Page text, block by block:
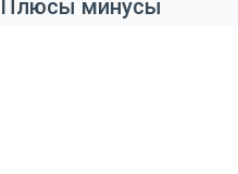
Плюсы минусы